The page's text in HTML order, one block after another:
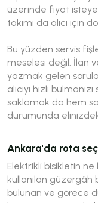
üzerinde fiyat
takımı da alıcı için
Bu yüzden servis
meselesi değil. İlan
yazmak gelen
alıcıyı hızlı
saklamak da hem
durumunda
Ankara'da rota
Elektrikli bisikletin ne
kullanılan güzergâh
bulunan ve görece